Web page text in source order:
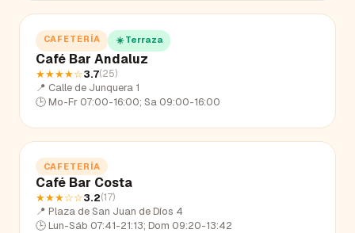
CAFETERÍA ☀️ Terraza
Café Bar Andaluz
★★★★☆3.7(25)
📍 Calle de Junquera 1
🕒 Mo-Fr 07:00-16:00; Sa 09:00-16:00
CAFETERÍA
Café Bar Costa
★★★☆☆3.2(17)
📍 Plaza de San Juan de Díos 4
🕒 Lun-Sáb 07:41-21:13; Dom 09:20-13:42